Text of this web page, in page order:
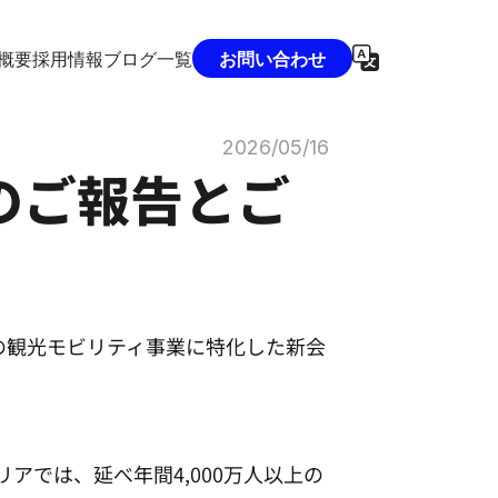
要採用情報ブログ一覧 お問い合わせ
2026/05/16
ご報告とご
光モビリティ事業に特化した新会
アでは、延べ年間4,000万人以上の